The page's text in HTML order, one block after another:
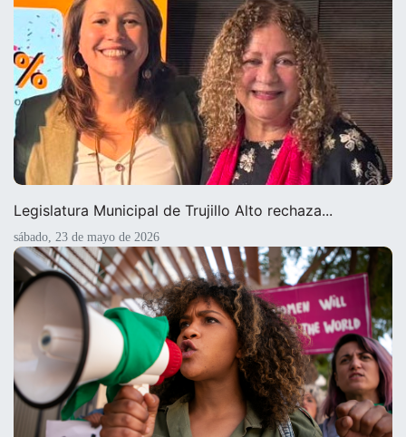
Legislatura Municipal de Trujillo Alto rechaza...
sábado, 23 de mayo de 2026